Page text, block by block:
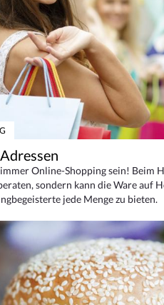
immer Online-Shopping sein! Beim
sondern kann die Ware auf
jede Menge zu bieten.